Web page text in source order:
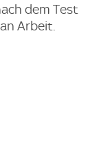
dem Test
Arbeit.